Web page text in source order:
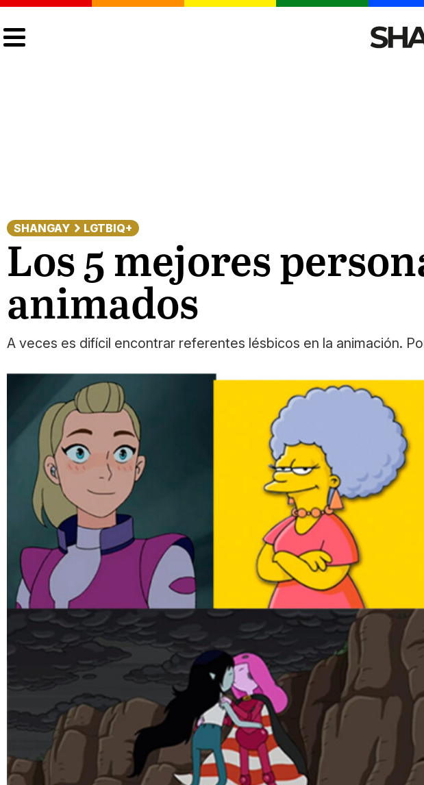
SHANGAY LGTBIQ+
Los 5 mejores
animados
A veces es difícil encontrar referentes lésbicos en la animación.